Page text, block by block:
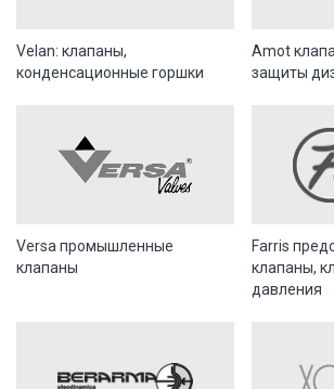
Velan: клапаны,
конденсационные горшки
Amot
защиты
Versa промышленные
клапаны
Farris
клапаны,
давления